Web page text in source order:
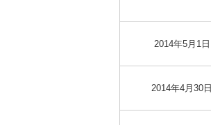
2014年5月1日
2014年4月30日